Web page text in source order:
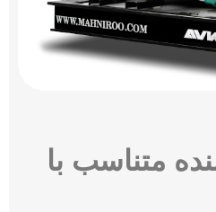
متناسب با